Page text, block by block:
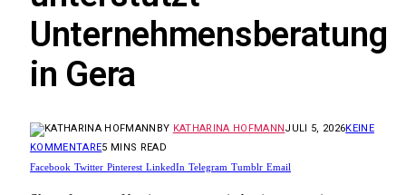
Unternehmensberatung
in Gera
BY KATHARINA HOFMANNJULI 5, 2026KEINE
KOMMENTARE5 MINS READ
Facebook Twitter Pinterest LinkedIn Telegram Tumblr Email